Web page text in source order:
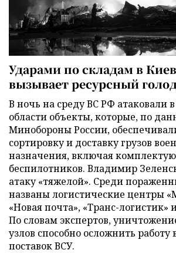
Ударами по складам в
вызывает ресурсный
В ночь на среду ВС РФ атаковали
области объекты, которые, по
Минобороны России,
сортировку и доставку грузов
назначения, включая
беспилотников. Владимир
атаку «тяжелой». Среди
названы логистические центры
«Новая почта», «Транс-логистик»
По словам экспертов,
узлов способно осложнить работу
поставок ВСУ.